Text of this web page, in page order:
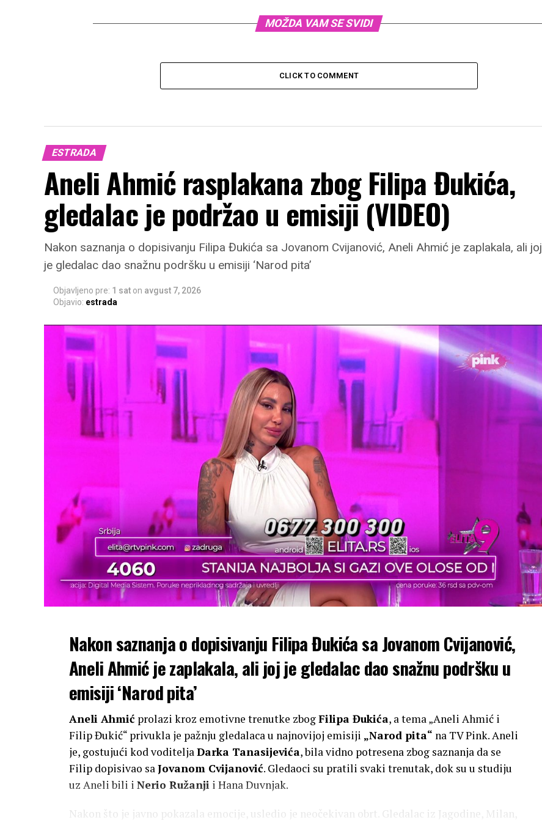
MOŽDA VAM SE SVIDI
CLICK TO COMMENT
ESTRADA
Aneli Ahmić rasplakana zbog Filipa Đukića,
gledalac je podržao u emisiji (VIDEO)
Nakon saznanja o dopisivanju Filipa Đukića sa Jovanom Cvijanović, Aneli Ahmić je zaplakala, ali joj
je gledalac dao snažnu podršku u emisiji ‘Narod pita’
Objavljeno pre: 1 sat on avgust 7, 2026
Objavio: estrada
Nakon saznanja o dopisivanju Filipa Đukića sa Jovanom Cvijanović,
Aneli Ahmić je zaplakala, ali joj je gledalac dao snažnu podršku u
emisiji ‘Narod pita’
Aneli Ahmić prolazi kroz emotivne trenutke zbogFilipa Đukića, a tema „Aneli Ahmić i
Filip Đukić“ privukla je pažnju gledalaca u najnovijoj emisiji „Narod pita“ na TV Pink. Aneli
je, gostujući kod voditeljaDarka Tanasijevića, bila vidno potresena zbog saznanja da se
Filip dopisivao saJovanom Cvijanović. Gledaoci su pratili svaki trenutak, dok su u studiju
uz Aneli bili i Nerio Ružanji i Hana Duvnjak.
Nakon što je javno pokazala emocije, usledio je neočekivan obrt. Gledalac iz Jagodine, Milan,